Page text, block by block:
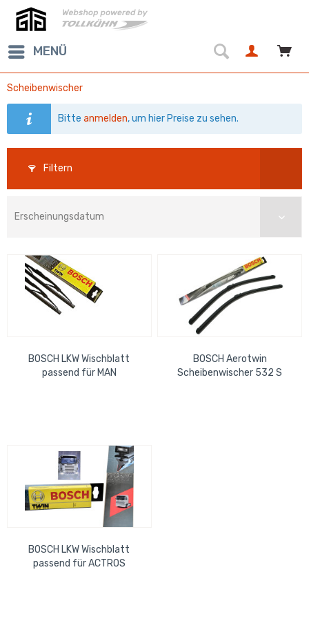
MENÜ
Scheibenwischer
Bitteanmelden, um hier Preise zu sehen.
Filtern
BOSCH LKW Wischblatt
passend für MAN
BOSCH Aerotwin
Scheibenwischer 532 S
BOSCH LKW Wischblatt
passend für ACTROS